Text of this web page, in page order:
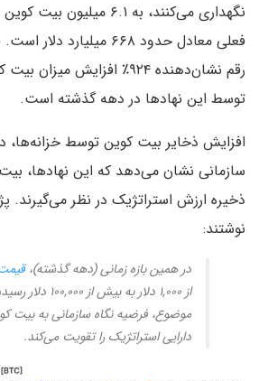
نگهداری می‌کنند، به ۶.۱
فعلی معادل حدود ۶۶۸
رقم نشان‌دهنده ۹۲۴٪ افزایش
توسط این نهادها در دهه گذشته است.
افزایش ذخایر بیت‌ کوین توسط
سازمانی نشان می‌دهد که این نهادها،
ذخیره ارزش استراتژیک در نظر می‌گیرند.
نوشتند:
در همین بازه زمانی (دهه گذشته)،
از ۱,۰۰۰ دلار به بیش
موضوع، فرضیه نگاه سازمانی به بیت‌
دارایی استراتژیک را تقویت می‌کند.